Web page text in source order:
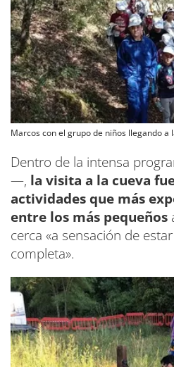
Marcos con el grupo de niños llegando a
Dentro de la intensa
—, la visita a la cueva
actividades que más
entre los más pequeños
cerca «a sensación de
completa».